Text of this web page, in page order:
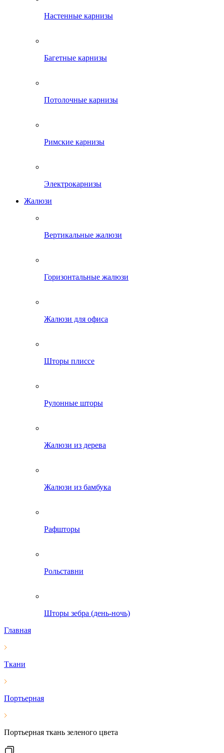
Настенные карнизы
Багетные карнизы
Потолочные карнизы
Римские карнизы
Электрокарнизы
Жалюзи
Вертикальные жалюзи
Горизонтальные жалюзи
Жалюзи для офиса
Шторы плиссе
Рулонные шторы
Жалюзи из дерева
Жалюзи из бамбука
Рафшторы
Рольставни
Шторы зебра (день-ночь)
Главная
Ткани
Портьерная
Портьерная ткань зеленого цвета